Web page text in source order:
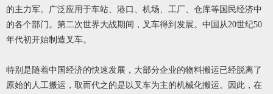
的主力军。广泛应用于车站、港口、机场、工厂、仓库等国民经济中
的各个部门。第二次世界大战期间，叉车得到发展。中国从20世纪50
年代初开始制造叉车。
特别是随着中国经济的快速发展，大部分企业的物料搬运已经脱离了
原始的人工搬运，取而代之的是以叉车为主的机械化搬运。因此，在